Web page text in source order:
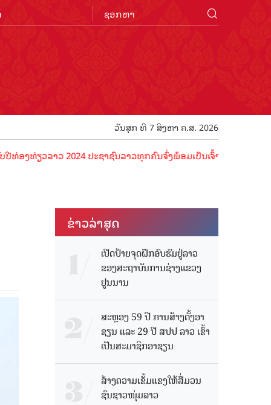
ວັນສຸກ ທີ 7 ສິງຫາ ຄ.ສ. 2026
ຽວລາວ 2024 ປະຊາຊົນລາວທຸກຄົນຈົ່ງພ້ອມເປັນເຈົ້າພາບທີ່ດີ ຕ້ອນຮັບນັ
ຂ່າວ​ລ່າ​ສຸດ
ເປີດປ້າຍຈຸດຝຶກອົບຮົມຢູ່ລາວ
ຂອງສະຖາບັນການຊ່າງແຂວງ
ຢູນນານ
ສະຫຼອງ 59 ປີ ການສ້າງຕັ້ງອາ
ຊຽນ ແລະ 29 ປີ ສປປ ລາວ ເຂົ້າ
ເປັນສະມາຊິກອາຊຽນ
ສ້າງຄວາມເຂັ້ມແຂງໃຫ້ສື່ມວນ
ຊົນຊາວໜຸ່ມລາວ